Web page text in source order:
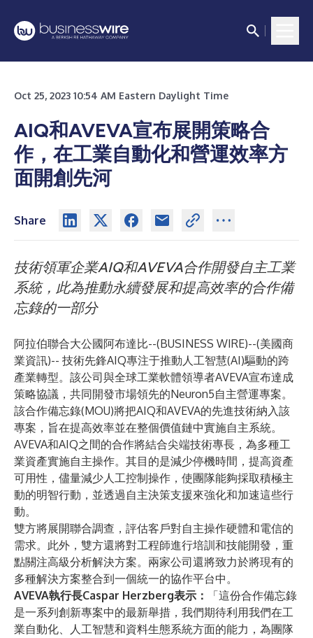
Oct 25, 2023 10:54 AM Eastern Daylight Time
AIQ和AVEVA宣布展開策略合
作，在工業自動化和營運效率方
面開創先河
Share
技術領軍企業AIQ和AVEVA合作開發自主工業
系統，此為推動永續發展和提高效率的合作備
忘錄的一部分
阿拉伯聯合大公國阿布達比--(BUSINESS WIRE)--(美國商
業資訊)-- 技術先鋒AIQ專注于推動人工智慧(AI)驅動的跨
產業轉型。該公司與全球工業軟體領導者AVEVA宣布達成
策略協議，共同開發市場領先的Neuron5自主營運專案。
該合作備忘錄(MOU)將把AIQ和AVEVA的先進技術納入該
專案，旨在提高效率並在整個價值鏈中實施自主系統。
AVEVA和AIQ之間的合作將結合尖端技術專長，為多種工
業資產實施自主操作。其目的是減少停機時間，提高資產
可用性，儘量減少人工控制操作，使團隊能夠採取積極主
動的明智行動，並透過自主決策支援來強化和加速這些行
動。
雙方將展開聯合調查，評估客戶對自主操作硬體和電信的
需求。此外，雙方還將對工程師進行培訓和技能開發，重
點關注高級分析解決方案。兩家公司還將致力於將現有的
多種解決方案整合到一個統一的協作平台中。
AVEVA執行長Caspar Herzberg表示：
「這份合作備忘錄
是一系列創新專案中的最新舉措，我們期待利用我們在工
業自動化、人工智慧和資料生態系統方面的能力，為團隊